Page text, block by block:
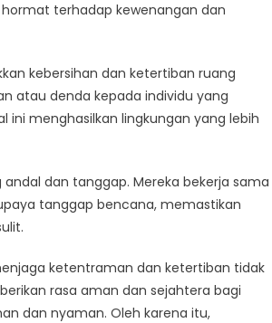
terhadap kewenangan dan
kebersihan dan ketertiban ruang
atau denda kepada individu yang
menghasilkan lingkungan yang lebih
dan tanggap. Mereka bekerja sama
tanggap bencana, memastikan
ketentraman dan ketertiban tidak
rasa aman dan sejahtera bagi
dan nyaman. Oleh karena itu,